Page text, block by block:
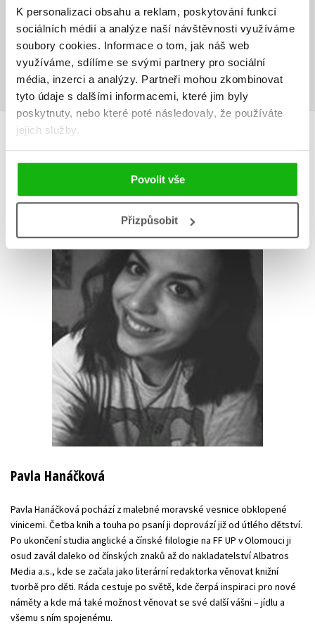
K personalizaci obsahu a reklam, poskytování funkcí
sociálních médií a analýze naší návštěvnosti využíváme
soubory cookies. Informace o tom, jak náš web
využíváme, sdílíme se svými partnery pro sociální
média, inzerci a analýzy. Partneři mohou zkombinovat
tyto údaje s dalšími informacemi, které jim byly
poskytnuty, nebo které poté následovaly, že používáte
jejich služby.
Povolit vše
Přizpůsobit
Vaše hodnocení
Uživatelskou recenzi mohou vkládat pouze registrovaní uživatelé
Přihlásit
Pavla Hanáčková
Pavla Hanáčková pochází z malebné moravské vesnice obklopené
vinicemi. Četba knih a touha po psaní ji doprovází již od útlého dětství.
Po ukončení studia anglické a čínské filologie na FF UP v Olomouci ji
osud zavál daleko od čínských znaků až do nakladatelství Albatros
Media a.s., kde se začala jako literární redaktorka věnovat knižní
tvorbě pro děti. Ráda cestuje po světě, kde čerpá inspiraci pro nové
náměty a kde má také možnost věnovat se své další vášni – jídlu a
všemu s ním spojenému.